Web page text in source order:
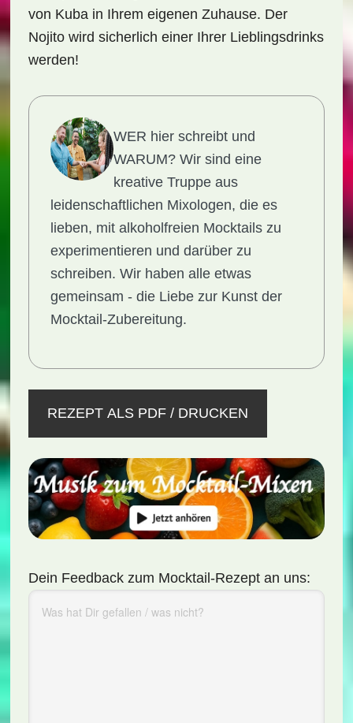
von Kuba in Ihrem eigenen Zuhause. Der
Nojito wird sicherlich einer Ihrer Lieblingsdrinks
werden!
WER hier schreibt und
WARUM?Wir sind eine
kreative Truppe aus
leidenschaftlichen Mixologen, die es
lieben, mit alkoholfreien Mocktails zu
experimentieren und darüber zu
schreiben. Wir haben alle etwas
gemeinsam - die Liebe zur Kunst der
Mocktail-Zubereitung.
REZEPT ALS PDF / DRUCKEN
Dein Feedback zum Mocktail-Rezept an uns: